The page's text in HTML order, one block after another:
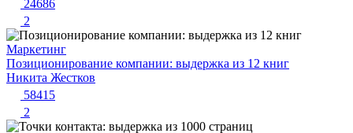
24686
2
Маркетинг
Позиционирование компании: выдержка из 12 книг
Никита Жестков
58415
2